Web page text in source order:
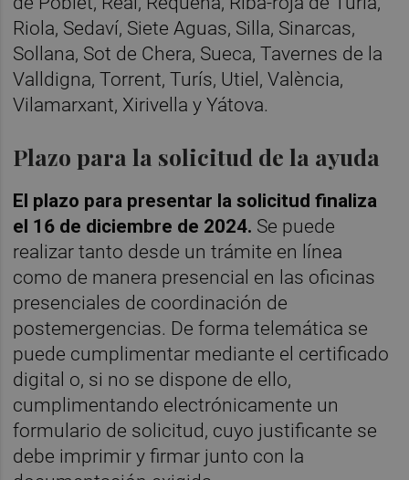
Riola, Sedaví, Siete Aguas, Silla, Sinarcas,
Sollana, Sot de Chera, Sueca, Tavernes de la
Valldigna, Torrent, Turís, Utiel, València,
Vilamarxant, Xirivella y Yátova.
Plazo para la solicitud de la ayuda
El plazo para presentar la solicitud finaliza
el 16 de diciembre de 2024. Se puede
realizar tanto desde un trámite en línea
como de manera presencial en las oficinas
presenciales de coordinación de
postemergencias. De forma telemática se
puede cumplimentar mediante el certificado
digital o, si no se dispone de ello,
cumplimentando electrónicamente un
formulario de solicitud, cuyo justificante se
debe imprimir y firmar junto con la